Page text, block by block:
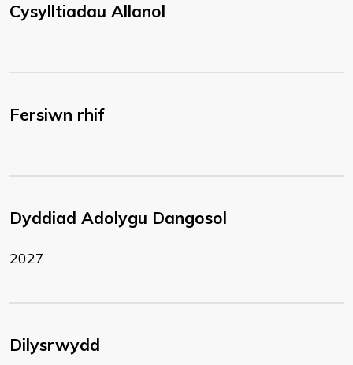
Cysylltiadau Allanol
Fersiwn rhif
Dyddiad Adolygu Dangosol
2027
Dilysrwydd